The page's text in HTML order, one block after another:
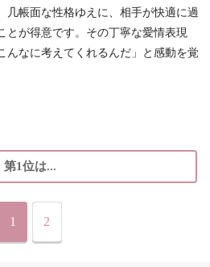
几帳面な性格ゆえに、相手が快適に過
とが得意です。その丁寧な愛情表現
んなに考えてくれるんだ」と感動を覚
第1位は...
1 2